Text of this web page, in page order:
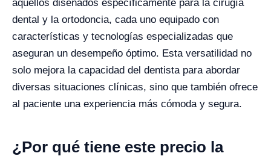
aquellos diseñados específicamente para la cirugía
dental y la ortodoncia, cada uno equipado con
características y tecnologías especializadas que
aseguran un desempeño óptimo. Esta versatilidad no
solo mejora la capacidad del dentista para abordar
diversas situaciones clínicas, sino que también ofrece
al paciente una experiencia más cómoda y segura.
¿Por qué tiene este precio la